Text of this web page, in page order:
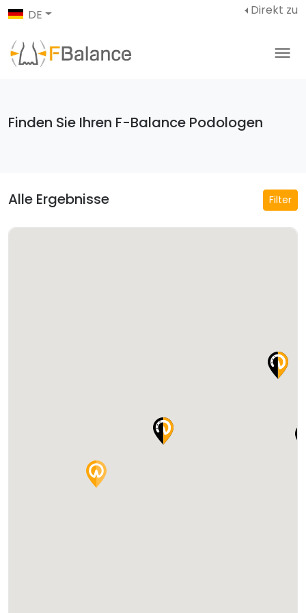
DE Direkt zu
Finden Sie Ihren F-Balance Podologen
Alle Ergebnisse Filter